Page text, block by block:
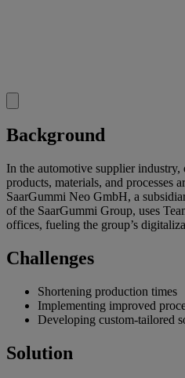
Background
In the automotive supplier
products, materials, and processes
SaarGummi Neo GmbH, a
of the SaarGummi Group, uses
offices, fueling the group’s
Challenges
Shortening production times
Implementing improved
Developing custom-tailored
Solution